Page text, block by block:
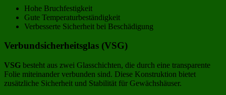
Hohe Bruchfestigkeit
Gute Temperaturbeständigkeit
Verbesserte Sicherheit bei Beschädigung
Verbundsicherheitsglas (VSG)
VSG besteht aus zwei Glasschichten, die durch eine transparente
Folie miteinander verbunden sind. Diese Konstruktion bietet
zusätzliche Sicherheit und Stabilität für Gewächshäuser.